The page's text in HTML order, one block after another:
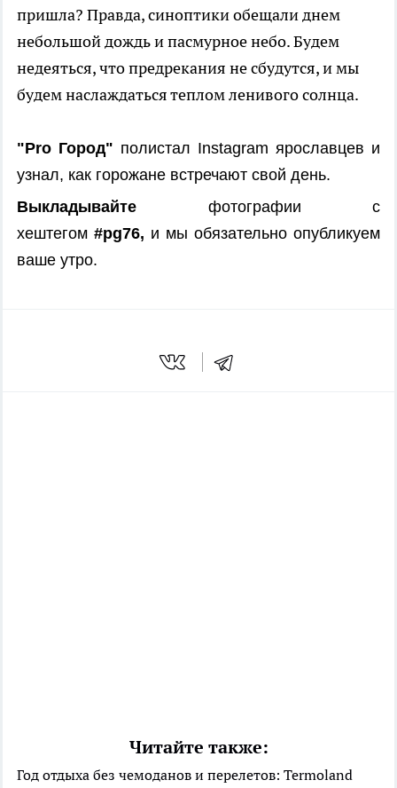
пришла? Правда, синоптики обещали днем
небольшой дождь и пасмурное небо. Будем
недеяться, что предрекания не сбудутся, и мы
будем наслаждаться теплом ленивого солнца.
"Pro Город" полистал Instagram ярославцев и
узнал, как горожане встречают свой день.
Выкладывайте фотографии с
хештегом #pg76, и мы обязательно опубликуем
ваше утро.
Читайте также:
Год отдыха без чемоданов и перелетов: Termoland